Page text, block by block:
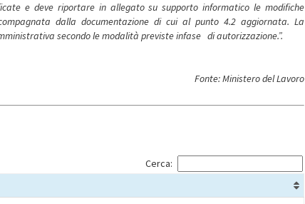
e deve riportare in allegato su supporto informatico le modifiche
dalla documentazione di cui al punto 4.2 aggiornata. La
secondo le modalità previste infase di autorizzazione.”.
Fonte: Ministero del Lavoro
Cerca: